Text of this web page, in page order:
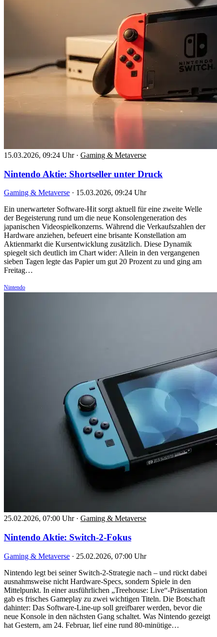
15.03.2026, 09:24 Uhr · Gaming & Metaverse
Nintendo Aktie: Shortseller unter Druck
Gaming & Metaverse · 15.03.2026, 09:24 Uhr
Ein unerwarteter Software-Hit sorgt aktuell für eine zweite Welle
der Begeisterung rund um die neue Konsolengeneration des
japanischen Videospielkonzerns. Während die Verkaufszahlen der
Hardware anziehen, befeuert eine brisante Konstellation am
Aktienmarkt die Kursentwicklung zusätzlich. Diese Dynamik
spiegelt sich deutlich im Chart wider: Allein in den vergangenen
sieben Tagen legte das Papier um gut 20 Prozent zu und ging am
Freitag…
Nintendo
25.02.2026, 07:00 Uhr · Gaming & Metaverse
Nintendo Aktie: Switch-2-Fokus
Gaming & Metaverse · 25.02.2026, 07:00 Uhr
Nintendo legt bei seiner Switch-2-Strategie nach – und rückt dabei
ausnahmsweise nicht Hardware-Specs, sondern Spiele in den
Mittelpunkt. In einer ausführlichen „Treehouse: Live“-Präsentation
gab es frisches Gameplay zu zwei wichtigen Titeln. Die Botschaft
dahinter: Das Software-Line-up soll greifbarer werden, bevor die
neue Konsole in den nächsten Gang schaltet. Was Nintendo gezeigt
hat Gestern, am 24. Februar, lief eine rund 80-minütige…